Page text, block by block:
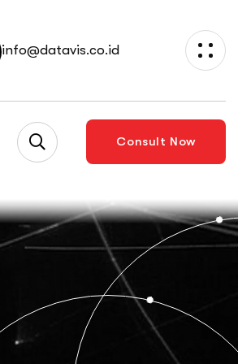
info@datavis.co.id
Consult Now